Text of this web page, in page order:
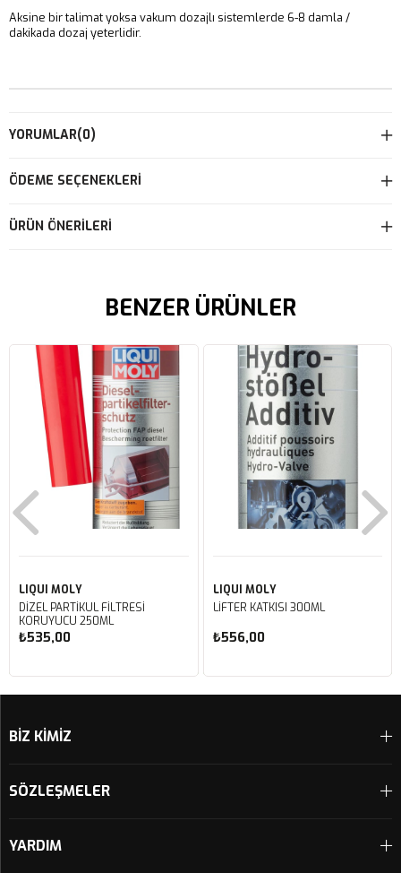
Aksine bir talimat yoksa vakum dozajlı sistemlerde 6-8 damla /
dakikada dozaj yeterlidir.
YORUMLAR(0)
ÖDEME SEÇENEKLERI
ÜRÜN ÖNERILERI
BENZER ÜRÜNLER
LIQUI MOLY
DİZEL PARTİKÜL FİLTRESİ
KORUYUCU 250ML
₺535,00
LIQUI MOLY
LİFTER KATKISI 300ML
₺556,00
BİZ KİMİZ
SÖZLEŞMELER
YARDIM